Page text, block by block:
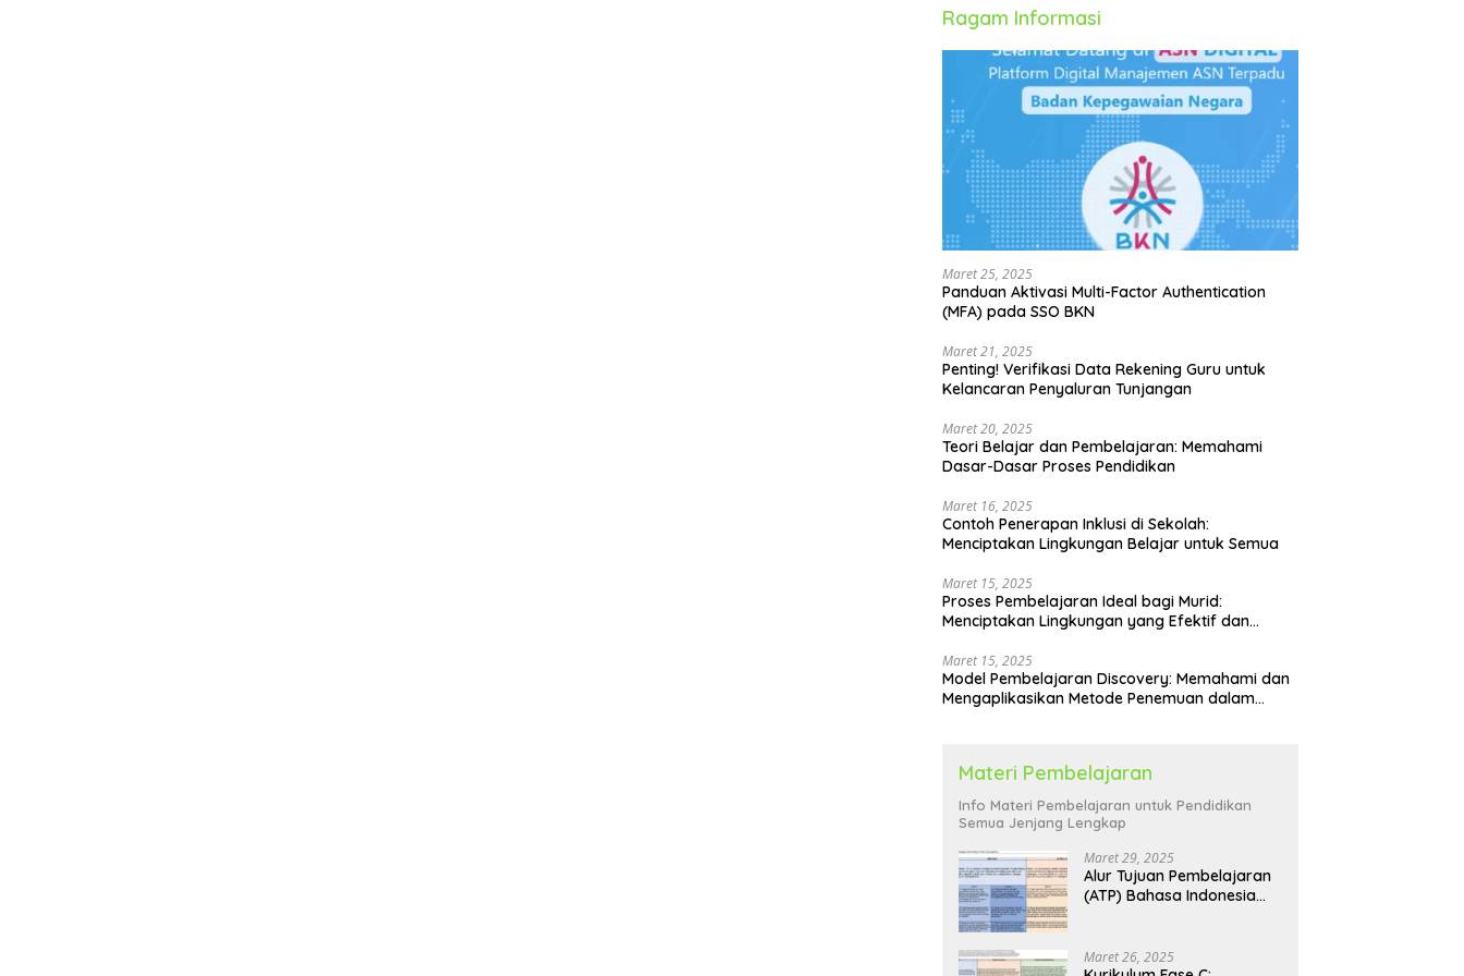
Ragam Informasi
Maret 25, 2025
Panduan Aktivasi Multi-Factor Authentication
(MFA) pada SSO BKN
Maret 21, 2025
Penting! Verifikasi Data Rekening Guru untuk
Kelancaran Penyaluran Tunjangan
Maret 20, 2025
Teori Belajar dan Pembelajaran: Memahami
Dasar-Dasar Proses Pendidikan
Maret 16, 2025
Contoh Penerapan Inklusi di Sekolah:
Menciptakan Lingkungan Belajar untuk Semua
Maret 15, 2025
Proses Pembelajaran Ideal bagi Murid:
Menciptakan Lingkungan yang Efektif dan
Maret 15, 2025
Model Pembelajaran Discovery: Memahami dan
Mengaplikasikan Metode Penemuan dalam
Materi Pembelajaran
Info Materi Pembelajaran untuk Pendidikan
Semua Jenjang Lengkap
Maret 29, 2025
Alur Tujuan Pembelajaran
(ATP) Bahasa Indonesia
Maret 26, 2025